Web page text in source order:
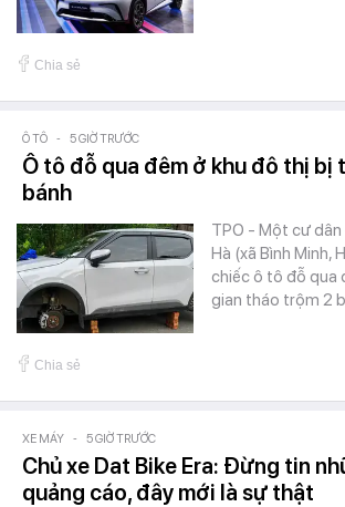
Chia sẻ
Ô TÔ - 5 GIỜ TRƯỚC
Ô tô đỗ qua đêm ở khu đô thị bị
bánh
TPO - Một cư
Hà (xã Bình Minh,
chiếc ô tô đỗ qua
gian tháo trộm 2
Chia sẻ
XE MÁY - 5 GIỜ TRƯỚC
Chủ xe Dat Bike Era: Đừng tin
quảng cáo, đây mới là sự thật